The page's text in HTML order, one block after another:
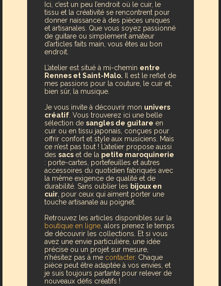
Ici, c’est un peu l’endroit où le cuir, le
tissu et la créativité se rencontrent pour
donner naissance à des pièces uniques
et artisanales. Que vous soyez passionné
de guitare ou simplement amateur
d’articles faits main, vous êtes au bon
endroit.
L’atelier est situé à mi-chemin entre
Rennes et Saint-Malo.
est le reflet de
mes passions pour la couture, le cuir et,
bien sûr, la musique.
Je vous invite à découvrir mon univers
créatif Vous trouverez ici une belle
sélection de sangles de guitare en
cuir ou en tissu japonais, conçues pour
offrir confort et style aux musiciens. Mais
ce n’est pas tout ! L’atelier propose aussi
des sacs et de la petite maroquinerie
: porte-cartes, portefeuilles et autres
accessoires du quotidien fabriqués avec
la même exigence de qualité et de
durabilité. Sans oublier les bijoux en
cuir , pour ceux qui aiment porter une
touche artisanale au poignet.
Retrouvez les articles disponibles sur la
boutique en ligne , alors prenez le temps
de découvrir les collections. Et si vous
avez une envie particulière, une idée
précise ou un projet sur mesure,
n’hésitez pas à me contacter. Chaque
pièce peut être adaptée à vos envies, et
je suis toujours partante pour relever de
nouveaux défis créatifs !